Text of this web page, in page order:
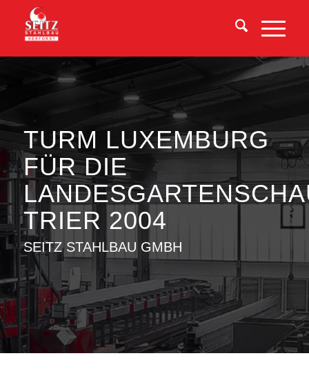
TURM LUXEMBURG
FÜR DIE
TRIER 2004
SEITZ STAHLBAU GMBH